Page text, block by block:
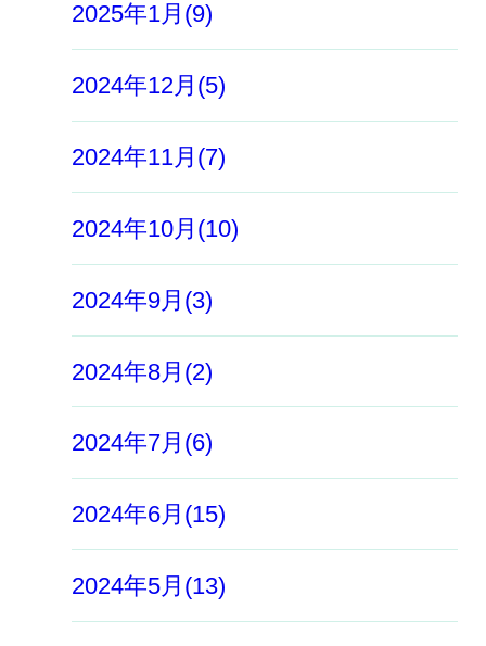
2025年1月(9)
2024年12月(5)
2024年11月(7)
2024年10月(10)
2024年9月(3)
2024年8月(2)
2024年7月(6)
2024年6月(15)
2024年5月(13)